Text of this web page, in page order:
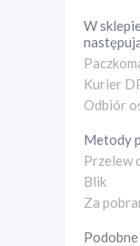
W
Kurier
Odbiór
Metody
Przelew
Blik
Za